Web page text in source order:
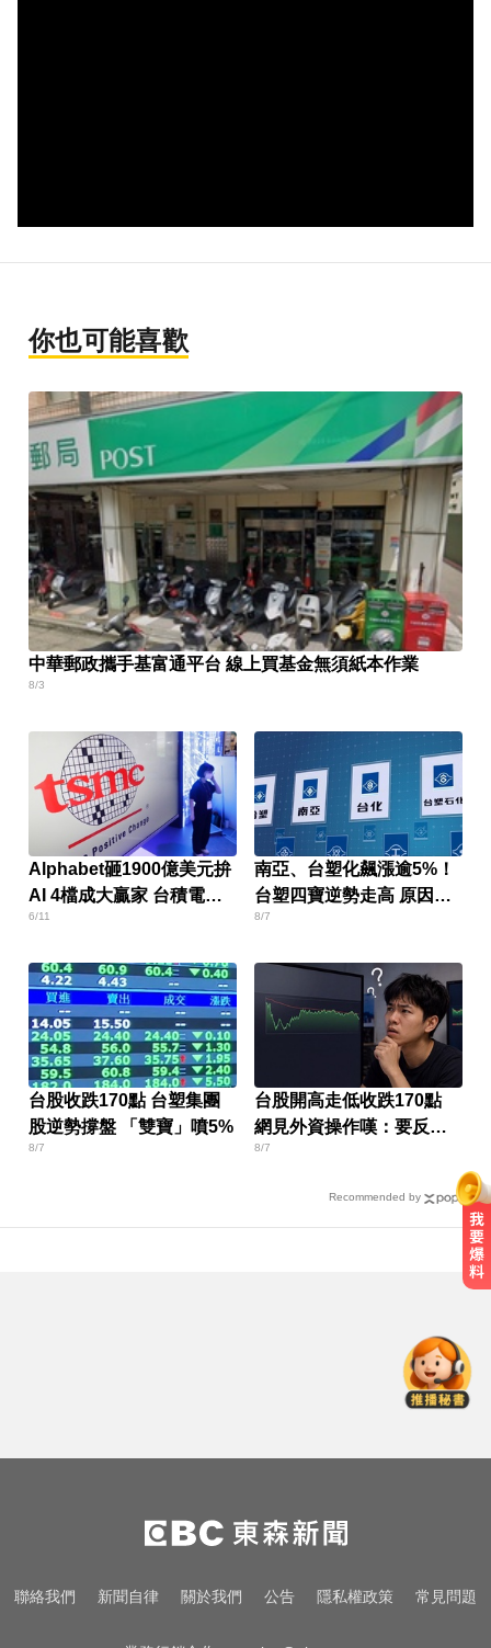
你也可能喜歡
中華郵政攜手基富通平台 線上買基金無須紙本作業
8/3
Alphabet砸1900億美元拚
AI 4檔成大贏家 台積電也
入列
6/11
南亞、台塑化飆漲逾5%！
台塑四寶逆勢走高 原因找
到了
8/7
台股收跌170點 台塑集團
股逆勢撐盤 「雙寶」噴5%
8/7
台股開高走低收跌170點
網見外資操作嘆：要反轉
了嗎？
8/7
Recommended by
目睹嚇壞報警
白海豚颱風移動變慢！專家：影響
時間拉長 北台恐迎狂風暴雨
高市議員范織欽涉收回扣遭聲押 裁
聯絡我們 新聞自律 關於我們 公告 隱私權政策 常見問題